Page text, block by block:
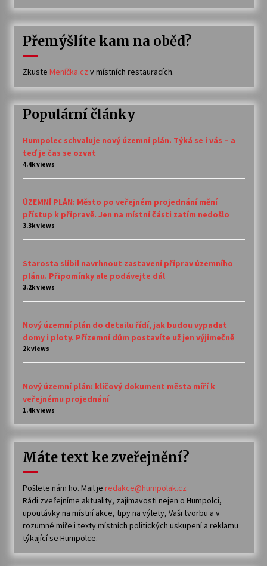
Přemýšlíte kam na oběd?
Zkuste Meníčka.cz v místních restauracích.
Populární články
Humpolec schvaluje nový územní plán. Týká se i vás – a
teď je čas se ozvat
4.4k views
ÚZEMNÍ PLÁN: Město po veřejném projednání mění
přístup k přípravě. Jen na místní části zatím nedošlo
3.3k views
Starosta slíbil navrhnout zastavení příprav územního
plánu. Připomínky ale podávejte dál
3.2k views
Nový územní plán do detailu řídí, jak budou vypadat
domy i ploty. Přízemní dům postavíte už jen výjimečně
2k views
Nový územní plán: klíčový dokument města míří k
veřejnému projednání
1.4k views
Máte text ke zveřejnění?
Pošlete nám ho. Mail je redakce@humpolak.cz
Rádi zveřejníme aktuality, zajímavosti nejen o Humpolci,
upoutávky na místní akce, tipy na výlety, Vaši tvorbu a v
rozumné míře i texty místních politických uskupení a reklamu
týkající se Humpolce.